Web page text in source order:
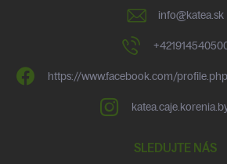
info@katea.sk
https://www.facebook.com/
SLEDUJTE NÁS